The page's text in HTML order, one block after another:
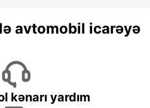
avtomobil icarəyə
kənarı yardım